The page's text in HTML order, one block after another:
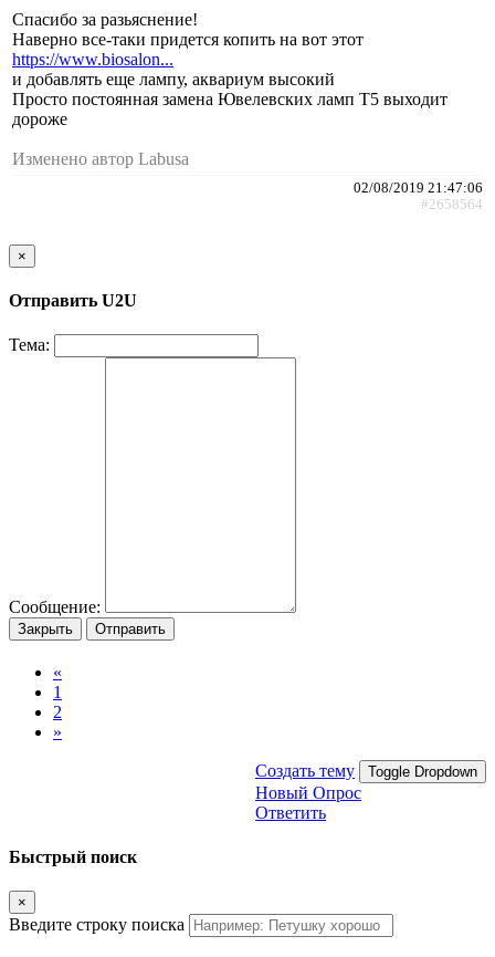
Спасибо за разьяснение!
Наверно все-таки придется копить на вот этот
https://www.biosalon...
и добавлять еще лампу, аквариум высокий
Просто постоянная замена Ювелевских ламп Т5 выходит
дороже
Изменено автор Labusa
02/08/2019 21:47:06
#2658564
×
Отправить U2U
Тема:
Сообщение:
Закрыть Отправить
«
1
2
»
Создать тему Toggle Dropdown
Новый Опрос
Ответить
Быстрый поиск
×
Введите строку поиска